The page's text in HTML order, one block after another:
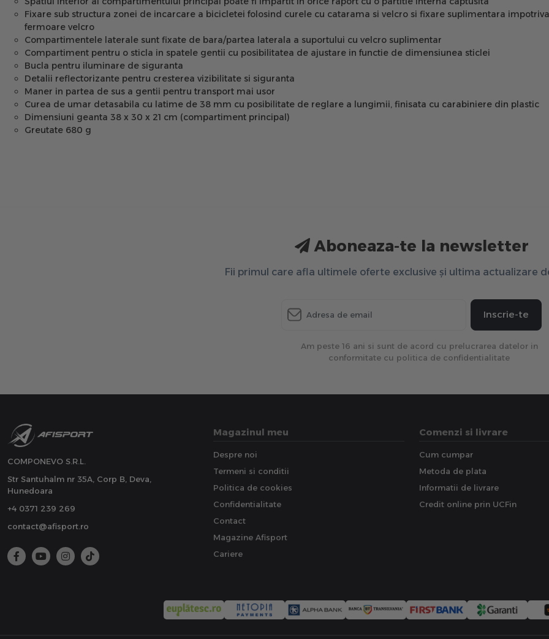
Fixare sub structura zonei de incarcare a bicicletei folosind curele cu catarama si velcro si fixare suplimentara
fermoare velcro
Compartimentele laterale sunt fixate de bara/partea laterala a suportului cu velcro suplimentar
Compartiment pentru o sticla in spatele gentii cu posibilitatea de ajustare in functie de dimensiunea sticlei
Bucla pentru iluminare de siguranta
Detalii reflectorizante pentru cresterea vizibilitate si siguranta
Maner in partea de sus a gentii pentru transport mai usor
Curea de umar detasabila cu latime de 38 mm cu posibilitate de reglare a lungimii, finisata cu carabiniere din plastic
Dimensiuni geanta 38 x 30 x 21 cm (compartiment principal)
Greutate 680 g
Aboneaza-te la newsletter
Fii primul care afla ultimele oferte exclusive și ultima actualizare
Inscrie-te
Am peste 16 ani si sunt de acord cu prelucrarea datelor in
conformitate cu politica de confidentialitate
COMPONEVO S.R.L.
Str Santuhalm nr 35A, Corp B, Deva,
Hunedoara
+4 0371 239 269
contact@afisport.ro
Magazinul meu
Despre noi
Termeni si conditii
Politica de cookies
Confidentialitate
Contact
Magazine Afisport
Cariere
Comenzi si livrare
Cum cumpar
Metoda de plata
Informatii de livrare
Credit online prin UCFin